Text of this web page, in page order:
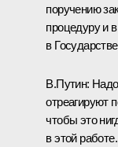
поручению
процедуру и
в
В.Путин:
отреагируют
чтобы это
в этой работе.